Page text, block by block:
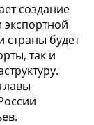
создание
страны будет
так и